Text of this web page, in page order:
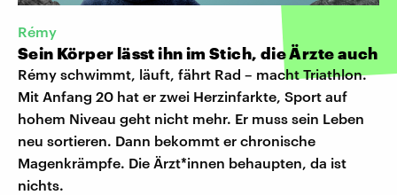
Rémy
Sein Körper lässt ihn im Stich, die Ärzte auch
Rémy schwimmt, läuft, fährt Rad – macht Triathlon.
Mit Anfang 20 hat er zwei Herzinfarkte, Sport auf
hohem Niveau geht nicht mehr. Er muss sein Leben
neu sortieren. Dann bekommt er chronische
Magenkrämpfe. Die Ärzt*innen behaupten, da ist
nichts.